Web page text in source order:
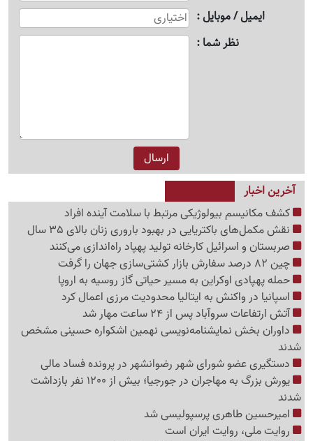
ایمیل / موبایل
نظر شما
آخرین اخبار
کشف مکانیسم بیولوژیکی مرتبط با سلامت آینده افراد
نقش مکمل‌های باکتریایی در بهبود باروری زنان بالای 35 سال
صربستان و اسرائیل کارخانه تولید پهپاد راه‌اندازی می‌کنند
چین 82 درصد سفارش بازار کشتی‌سازی جهان را گرفت
حمله پهپادی اوکراین به مسیر حیاتی گاز روسیه به اروپا
اسپانیا در واکنش به ایتالیا محدودیت مرزی اعمال کرد
آتش ارتفاعات سروآباد پس از 24 ساعت مهار شد
داوران بخش نمایشنامه‌نویسی نهمین اشکواره حسینی مشخص
شدند
دستگیری عضو شورای شهر رضوانشهر در پرونده فساد مالی
یورش بزرگ به مهاجران در جورجیا؛ بیش از 1200 نفر بازداشت
شدند
امیرحسین طاهری پرسپولیسی شد
روایت ملی، روایت ایران است